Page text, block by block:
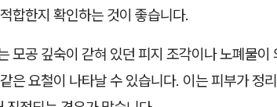
합한지 확인하는 것이 좋습니다.
모공 깊숙이 갇혀 있던 피지 조각이나 노폐물이
은 요철이 나타날 수 있습니다. 이는 피부가 정